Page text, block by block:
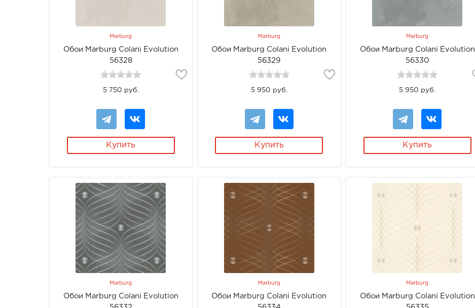
Marburg
Обои Marburg Colani Evolution
56328
5 750 руб.
Купить
Marburg
Обои Marburg Colani Evolution
56329
5 950 руб.
Купить
Marburg
Обои Marburg Colani Evolution
56330
5 950 руб.
Купить
Marburg
Обои Marburg Colani Evolution
Marburg
Обои Marburg Colani Evolution
Marburg
Обои Marburg Colani Evolution